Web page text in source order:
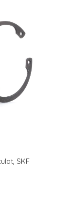
, SKF